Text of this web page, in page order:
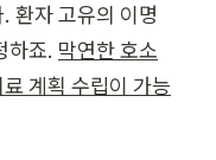
환자 고유의 이명
하죠. 막연한 호소
계획 수립이 가능